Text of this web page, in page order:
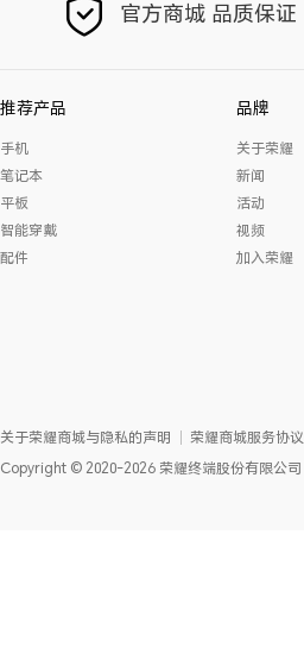
官方商城 品质保证
推荐产品
手机
笔记本
平板
智能穿戴
配件
品牌
关于荣耀
新闻
活动
视频
加入荣耀
关于荣耀商城与隐私的声明 荣耀商城服务协议
Copyright © 2020-2026 荣耀终端股份有限公司